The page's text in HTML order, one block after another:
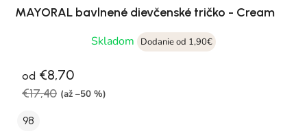
MAYORAL bavlnené dievčenské tričko - Cream
Skladom
Dodanie od 1,90€
od €8,70
€17,40 (až –50 %)
98